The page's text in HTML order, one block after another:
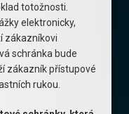
totožnosti.
elektronicky,
zákazníkovi
schránka bude
zákazník přístupové
rukou.